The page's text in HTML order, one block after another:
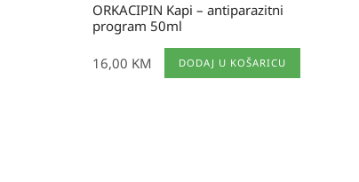
ORKACIPIN Kapi – antiparazitni
program 50ml
16,00 KM DODAJ U KOŠARICU